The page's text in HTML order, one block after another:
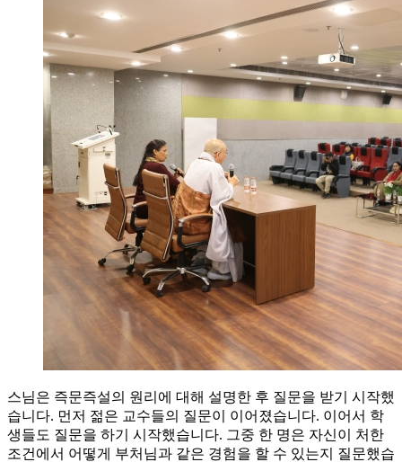
스님은 즉문즉설의 원리에 대해 설명한 후 질문을 받기 시작했
습니다. 먼저 젊은 교수들의 질문이 이어졌습니다. 이어서 학
생들도 질문을 하기 시작했습니다. 그중 한 명은 자신이 처한
조건에서 어떻게 부처님과 같은 경험을 할 수 있는지 질문했습